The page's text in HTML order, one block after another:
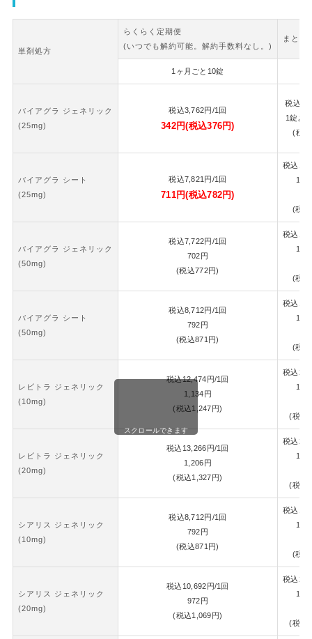
単剤処方
らくらく定期便
(いつでも解約可能。解約手数料なし。)
まとめ
1ヶ月ごと10錠
バイアグラ ジェネリック
(25mg)
税込3,762円/1回
342円(税込376円)
税込
1錠あ
(税
バイアグラ シート
(25mg)
税込7,821 円/1回
711円(税込782円)
税込
1錠
(税込
バイアグラ ジェネリック
(50mg)
税込7,722円/1回
702円
(税込772円)
税込
1錠
(税込
バイアグラ シート
(50mg)
税込8,712円/1回
792円
(税込871 円)
税込
1錠
(税込
レビトラ ジェネリック
(10mg)
税込12,474円/1回
1,134円
(税込1,247円)
税込
1錠
(税込
レビトラ ジェネリック
(20mg)
税込 13,266円/1回
1,206円
(税込1,327円)
税込
1錠
(税込
シアリス ジェネリック
(10mg)
税込8,712円/1回
792円
(税込871 円)
税込
1錠
(税込
シアリス ジェネリック
(20mg)
税込 10,692円/1回
972円
(税込1,069円)
税込
1錠
(税込
スクロールできます